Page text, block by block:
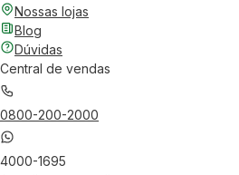
Nossas lojas
Blog
Dúvidas
Central de vendas
0800-200-2000
4000-1695